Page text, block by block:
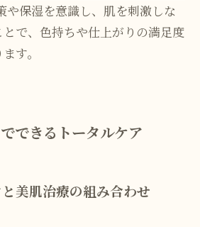
や保湿を意識し、肌を刺激しな
で、色持ちや仕上がりの満足度
す。
できるトータルケア
美肌治療の組み合わせ